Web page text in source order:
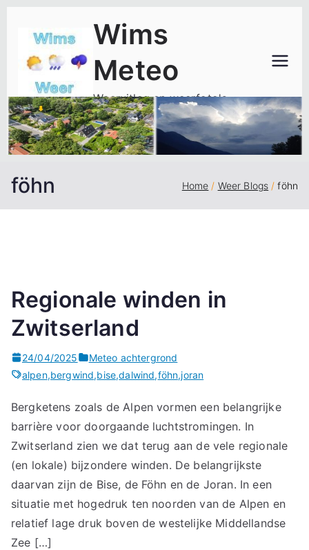
inhoud
Wims
Meteo
Weeruitleg en weerfoto's
föhn Home Weer Blogs föhn
Regionale winden in
Zwitserland
24/04/2025
Meteo achtergrond
alpen,bergwind,bise,dalwind,föhn,joran
Bergketens zoals de Alpen vormen een belangrijke
barrière voor doorgaande luchtstromingen. In
Zwitserland zien we dat terug aan de vele regionale
(en lokale) bijzondere winden. De belangrijkste
daarvan zijn de Bise, de Föhn en de Joran. In een
situatie met hogedruk ten noorden van de Alpen en
relatief lage druk boven de westelijke Middellandse
Zee […]